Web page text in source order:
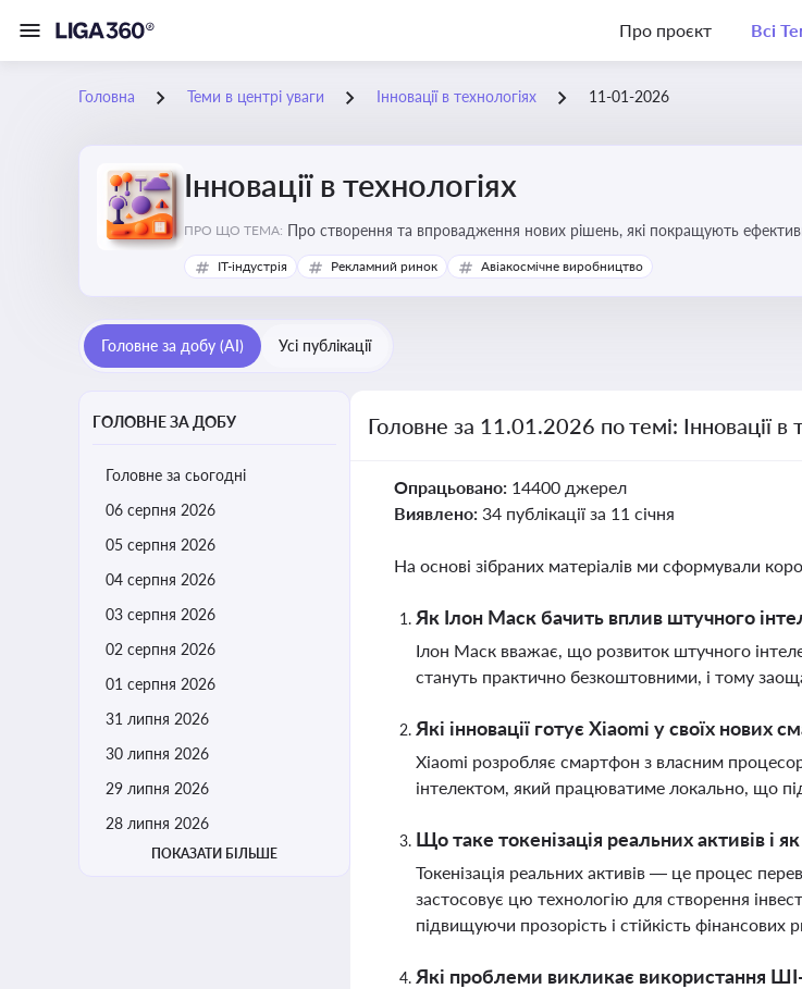
Про проєкт Всі
Головна Теми в центрі уваги Інновації в технологіях 11-01-2026
Інновації в технологіях
ПРО ЩО ТЕМА: Про створення та впровадження нових рішень, які покращують
процесів. Штучний інтелект та його використання
IT-індустрія Рекламний ринок Авіакосмічне виробництво
Головне за добу (AI) Усі публікації
ГОЛОВНЕ ЗА ДОБУ
Головне за сьогодні
06 серпня 2026
05 серпня 2026
04 серпня 2026
03 серпня 2026
02 серпня 2026
01 серпня 2026
31 липня 2026
30 липня 2026
29 липня 2026
28 липня 2026
ПОКАЗАТИ БІЛЬШЕ
Головне за 11.01.2026 по темі: Інновації в
Опрацьовано: 14400 джерел
Виявлено: 34 публікації за 11 січня
На основі зібраних матеріалів ми сформували
Як Ілон Маск бачить вплив штучного
Ілон Маск вважає, що розвиток штучного
стануть практично безкоштовними, і тому
Які інновації готує Xiaomi у своїх нових
Xiaomi розробляє смартфон з власним
інтелектом, який працюватиме локально, що
Що таке токенізація реальних активів і
Токенізація реальних активів — це процес
застосовує цю технологію для створення
підвищуючи прозорість і стійкість фінансових
Які проблеми викликає використання ШІ-